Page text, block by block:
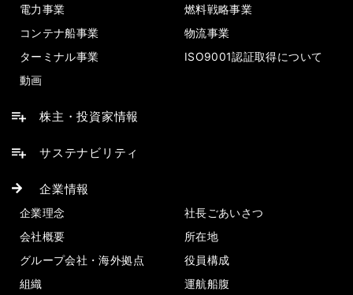
電力事業
燃料戦略事業
コンテナ船事業
物流事業
ターミナル事業
ISO9001認証取得について
動画
株主・投資家情報
サステナビリティ
企業情報
企業理念
社長ごあいさつ
会社概要
所在地
グループ会社・海外拠点
役員構成
組織
運航船腹